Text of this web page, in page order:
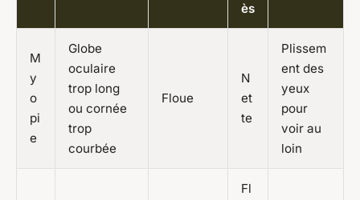
ès
M
y
o
pi
e
Globe
oculaire
trop long
ou cornée
trop
courbée
Floue
N
et
te
Plissem
ent des
yeux
pour
voir au
loin
Fl